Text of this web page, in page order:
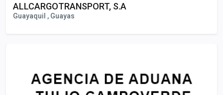
ALLCARGOTRANSPORT, S.A
Guayaquil , Guayas